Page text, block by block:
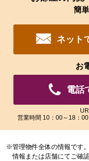
拡
大
さ
い
け
ま
簡単
ネット
お
電話
営業時間 10：00～18：
※管理物件全体の情報です
情報または店舗にてご確